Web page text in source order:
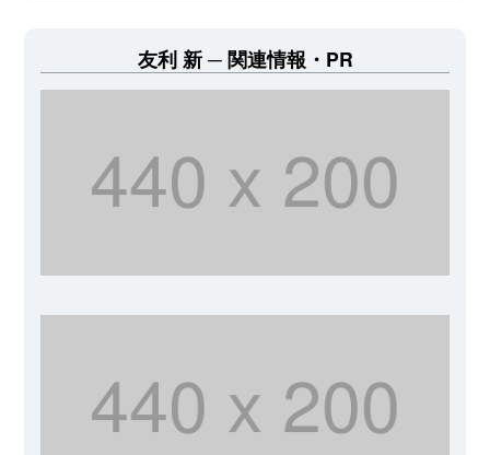
友利 新 関連情報・PR